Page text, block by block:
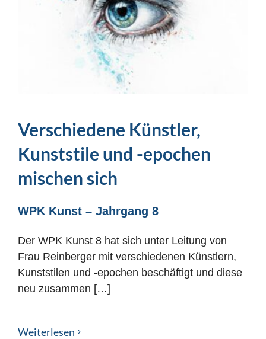
Verschiedene Künstler,
Kunststile und -epochen
mischen sich
WPK Kunst – Jahrgang 8
Der WPK Kunst 8 hat sich unter Leitung von
Frau Reinberger mit verschiedenen Künstlern,
Kunststilen und -epochen beschäftigt und diese
neu zusammen […]
Weiterlesen